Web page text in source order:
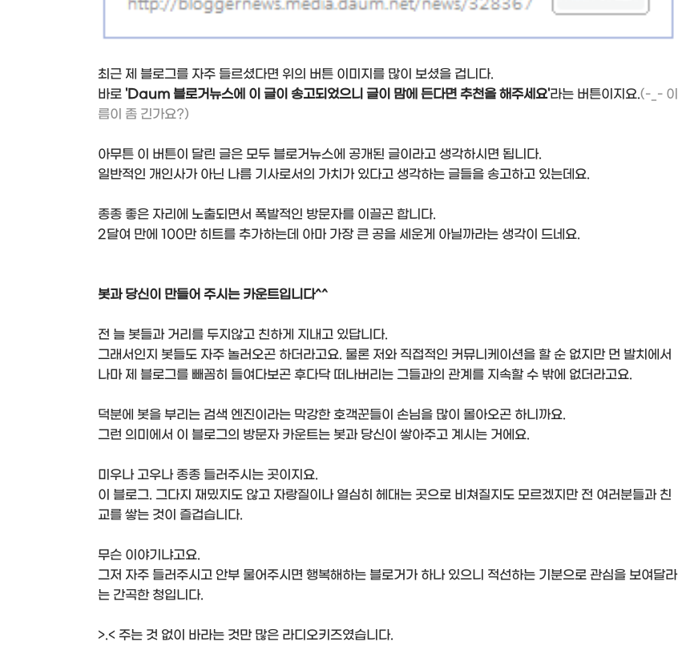
최근 제 블로그를 자주 들르셨다면 위의 버튼 이미지를 많이 보셨을 겁니다.
바로 'Daum 블로거뉴스에 이 글이 송고되었으니 글이 맘에 든다면 추천을 해주세요'라는 버튼이지요.(-_- 이
름이 좀 긴가요?)
아무튼 이 버튼이 달린 글은 모두 블로거뉴스에 공개된 글이라고 생각하시면 됩니다.
일반적인 개인사가 아닌 나름 기사로서의 가치가 있다고 생각하는 글들을 송고하고 있는데요.
종종 좋은 자리에 노출되면서 폭발적인 방문자를 이끌곤 합니다.
2달여 만에 100만 히트를 추가하는데 아마 가장 큰 공을 세운게 아닐까라는 생각이 드네요.
봇과 당신이 만들어 주시는 카운트입니다^^
전 늘 봇들과 거리를 두지않고 친하게 지내고 있답니다.
그래서인지 봇들도 자주 놀러오곤 하더라고요. 물론 저와 직접적인 커뮤니케이션을 할 순 없지만 먼 발치에서
나마 제 블로그를 빼꼼히 들여다보곤 후다닥 떠나버리는 그들과의 관계를 지속할 수 밖에 없더라고요.
덕분에 봇을 부리는 검색 엔진이라는 막강한 호객꾼들이 손님을 많이 몰아오곤 하니까요.
그런 의미에서 이 블로그의 방문자 카운트는 봇과 당신이 쌓아주고 계시는 거에요.
미우나 고우나 종종 들러주시는 곳이지요.
이 블로그. 그다지 재밌지도 않고 자랑질이나 열심히 헤대는 곳으로 비쳐질지도 모르겠지만 전 여러분들과 친
교를 쌓는 것이 즐겁습니다.
무슨 이야기냐고요.
그저 자주 들러주시고 안부 물어주시면 행복해하는 블로거가 하나 있으니 적선하는 기분으로 관심을 보여달라
는 간곡한 청입니다.
>.< 주는 것 없이 바라는 것만 많은 라디오키즈였습니다.